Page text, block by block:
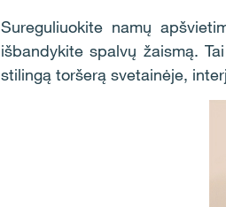
Sureguliuokite namų
išbandykite spalvų žaismą.
stilingą toršerą svetainėje,